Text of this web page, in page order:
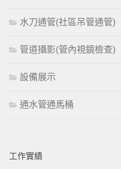
水刀通管(社區吊管通管)
管道攝影(管內視鏡檢查)
設備展示
通水管通馬桶
工作實績